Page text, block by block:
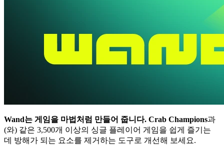
Wand는 게임을 마법처럼 만들어 줍니다. Crab Champions과
(와) 같은 3,500개 이상의 싱글 플레이어 게임을 쉽게 즐기는
데 방해가 되는 요소를 제거하는 도구로 개선해 보세요.